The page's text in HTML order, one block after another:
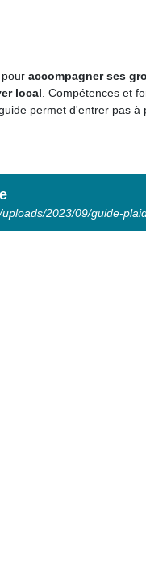
pour accompagner ses
local. Compétences et
permet d'entrer pas
2023/09/guide-